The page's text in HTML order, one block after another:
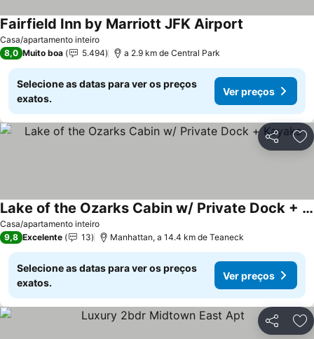
Casa/apartamento inteiro
Fairfield Inn by Marriott JFK Airport
8,0 Muito boa 5.494 a 2.9 km de Central Park
Selecione as datas para ver os preços
exatos.
Ver preços
Partilhar
Casa/apartamento inteiro
Lake of the Ozarks Cabin w/ Private Dock + Kayaks
Ver preços
9,8 Excelente 13 Manhattan, a 14.4 km de Teaneck
Selecione as datas para ver os preços
exatos.
Ver preços
Partilhar